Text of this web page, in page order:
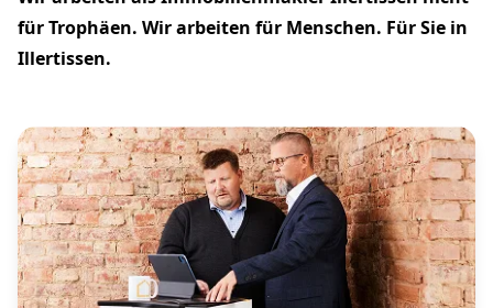
für Trophäen. Wir arbeiten für Menschen. Für Sie in
Illertissen.